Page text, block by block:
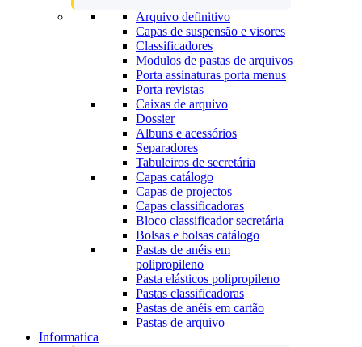
Arquivo definitivo
Capas de suspensão e visores
Classificadores
Modulos de pastas de arquivos
Porta assinaturas porta menus
Porta revistas
Caixas de arquivo
Dossier
Albuns e acessórios
Separadores
Tabuleiros de secretária
Capas catálogo
Capas de projectos
Capas classificadoras
Bloco classificador secretária
Bolsas e bolsas catálogo
Pastas de anéis em
polipropileno
Pasta elásticos polipropileno
Pastas classificadoras
Pastas de anéis em cartão
Pastas de arquivo
Informatica